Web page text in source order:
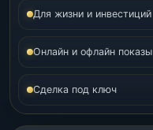
Для жизни и инвестиций
Онлайн и офлайн показы
Сделка под ключ